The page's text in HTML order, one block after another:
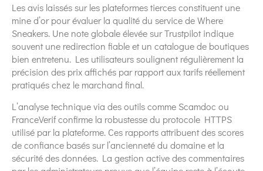
Les avis laissés sur les plateformes tierces constituent une
mine d’or pour évaluer la qualité du service de Where
Sneakers. Une note globale élevée sur Trustpilot indique
souvent une redirection fiable et un catalogue de boutiques
bien entretenu. Les utilisateurs soulignent régulièrement la
précision des prix affichés par rapport aux tarifs réellement
pratiqués chez le marchand final.
L’analyse technique via des outils comme Scamdoc ou
FranceVerif confirme la robustesse du protocole HTTPS
utilisé par la plateforme. Ces rapports attribuent des scores
de confiance basés sur l’ancienneté du domaine et la
sécurité des données. La gestion active des commentaires